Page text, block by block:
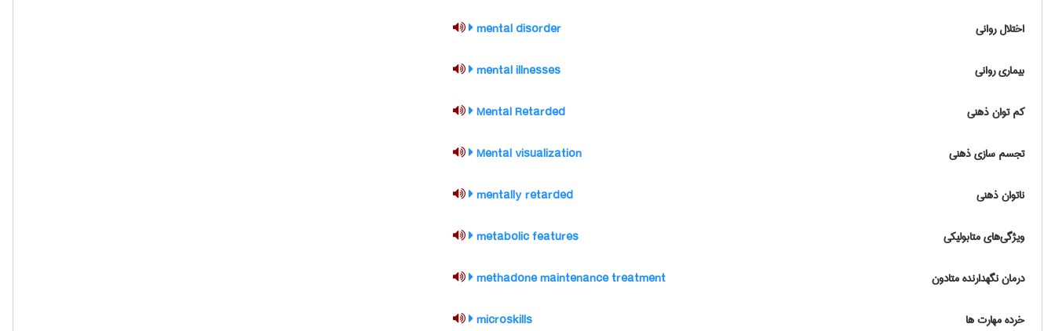
اختلال روانی mental disorder
بیماری روانی mental illnesses
کم توان ذهنی Mental Retarded
تجسم سازی ذهنی Mental visualization
ناتوان ذهنی mentally retarded
ويژگي‌هاي متابوليكي metabolic features
درمان نگهدارنده متادون methadone maintenance treatment
خرده مهارت ها microskills